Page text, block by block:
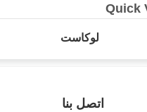
Quick
لوكاست
اتصل بنا